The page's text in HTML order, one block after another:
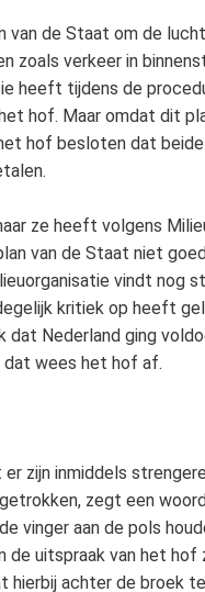
van de Staat om de
zoals verkeer in
heeft tijdens de
hof. Maar omdat dit
hof besloten dat beide
ze heeft volgens
van de Staat niet
vindt nog
kritiek op heeft
Nederland ging
dat wees het hof af.
zijn inmiddels
zegt een
vinger aan de pols
de uitspraak van het hof
hierbij achter de broek